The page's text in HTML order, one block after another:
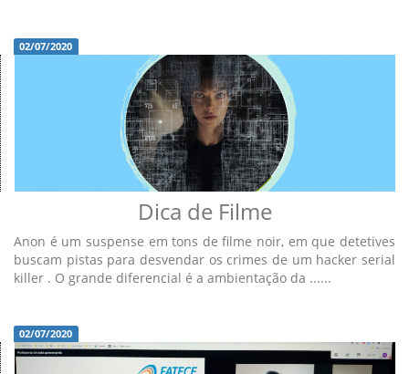
02/07/2020
Dica de Filme
Anon é um suspense em tons de filme noir, em que detetives
buscam pistas para desvendar os crimes de um hacker serial
killer . O grande diferencial é a ambientação da ......
02/07/2020